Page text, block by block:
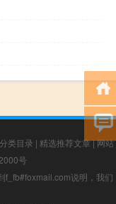
类目录 | 精选推荐文章|网站
号
f_fb#foxmail.com说明，我们